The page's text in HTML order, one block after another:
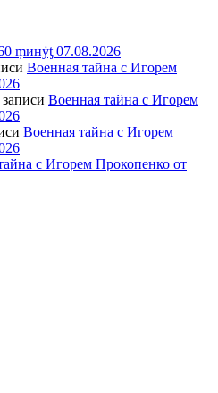
ṃинẏƫ 07.08.2026
Военная тайна с Игорем
Военная тайна с Игорем
Военная тайна с Игорем
с Игорем Прокопенко от